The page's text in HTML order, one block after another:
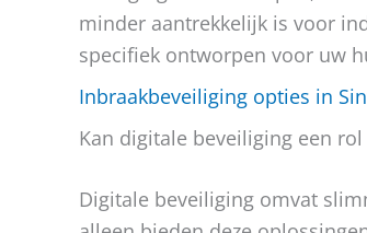
minder aantrekkelijk is voor
specifiek ontworpen voor uw
Inbraakbeveiliging opties in
Kan digitale beveiliging een rol
Digitale beveiliging omvat